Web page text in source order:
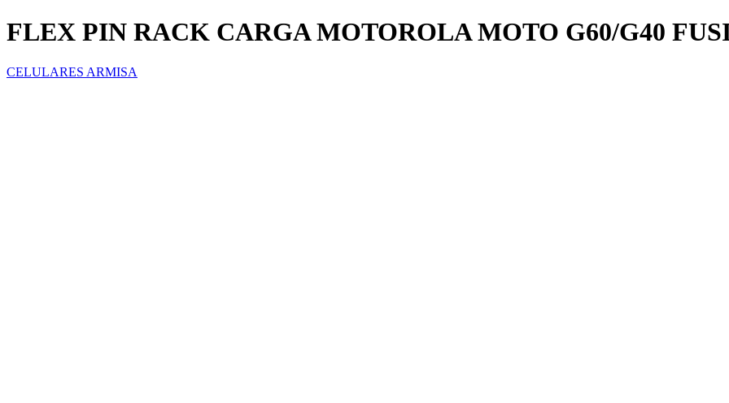
FLEX PIN RACK CARGA MOTOROLA MOTO G60/G40
CELULARES ARMISA